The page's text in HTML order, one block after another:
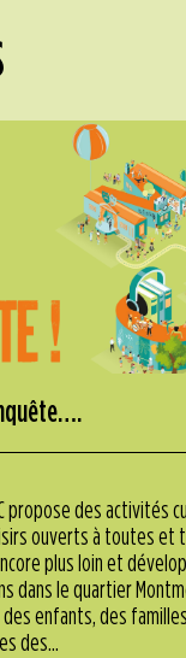
propose des activités
ouverts à toutes et
plus loin et
dans le quartier
enfants, des
des...